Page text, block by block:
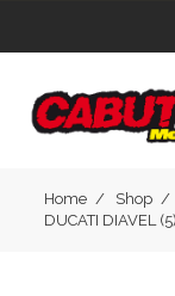
Home Shop
DUCATI DIAVEL